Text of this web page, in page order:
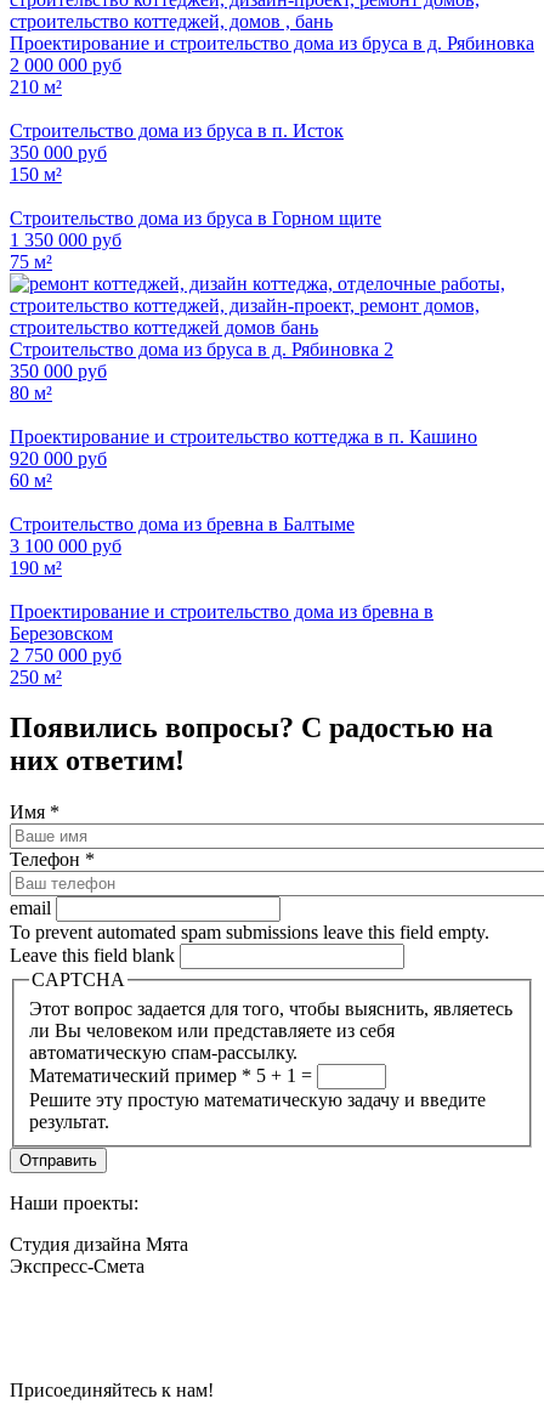
Проектирование и строительство дома из бруса в д. Рябиновка
2 000 000 руб
210 м²
Строительство дома из бруса в п. Исток
350 000 руб
150 м²
Строительство дома из бруса в Горном щите
1 350 000 руб
75 м²
Строительство дома из бруса в д. Рябиновка 2
350 000 руб
80 м²
Проектирование и строительство коттеджа в п. Кашино
920 000 руб
60 м²
Строительство дома из бревна в Балтыме
3 100 000 руб
190 м²
Проектирование и строительство дома из бревна в
Березовском
2 750 000 руб
250 м²
Появились вопросы? С радостью на
них ответим!
Имя *
Телефон *
email
To prevent automated spam submissions leave this field empty.
Leave this field blank
CAPTCHA
Этот вопрос задается для того, чтобы выяснить, являетесь
ли Вы человеком или представляете из себя
автоматическую спам-рассылку.
Математический пример * 5 + 1 =
Решите эту простую математическую задачу и введите
результат.
Наши проекты:
Студия дизайна Мята
Экспресс-Смета
Присоединяйтесь к нам!